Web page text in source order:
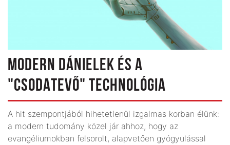
MODERN DÁNIELEK ÉS A
"CSODATEVŐ" TECHNOLÓGIA
A hit szempontjából hihetetlenül izgalmas korban élünk:
a modern tudomány közel jár ahhoz, hogy az
evangéliumokban felsorolt, alapvetően gyógyulással